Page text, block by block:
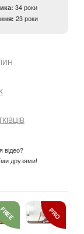
34 роки
23 роки
відео?
друзями!
FREE PRO